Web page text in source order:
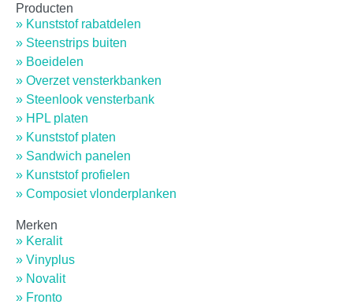
Producten
» Kunststof rabatdelen
» Steenstrips buiten
» Boeidelen
» Overzet vensterkbanken
» Steenlook vensterbank
» HPL platen
» Kunststof platen
» Sandwich panelen
» Kunststof profielen
» Composiet vlonderplanken
Merken
» Keralit
» Vinyplus
» Novalit
» Fronto